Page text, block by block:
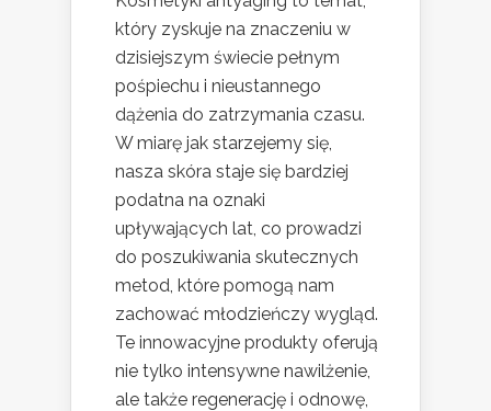
który zyskuje na znaczeniu w
dzisiejszym świecie pełnym
pośpiechu i nieustannego
dążenia do zatrzymania czasu.
W miarę jak starzejemy się,
nasza skóra staje się bardziej
podatna na oznaki
upływających lat, co prowadzi
do poszukiwania skutecznych
metod, które pomogą nam
zachować młodzieńczy wygląd.
Te innowacyjne produkty oferują
nie tylko intensywne nawilżenie,
ale także regenerację i odnowę,